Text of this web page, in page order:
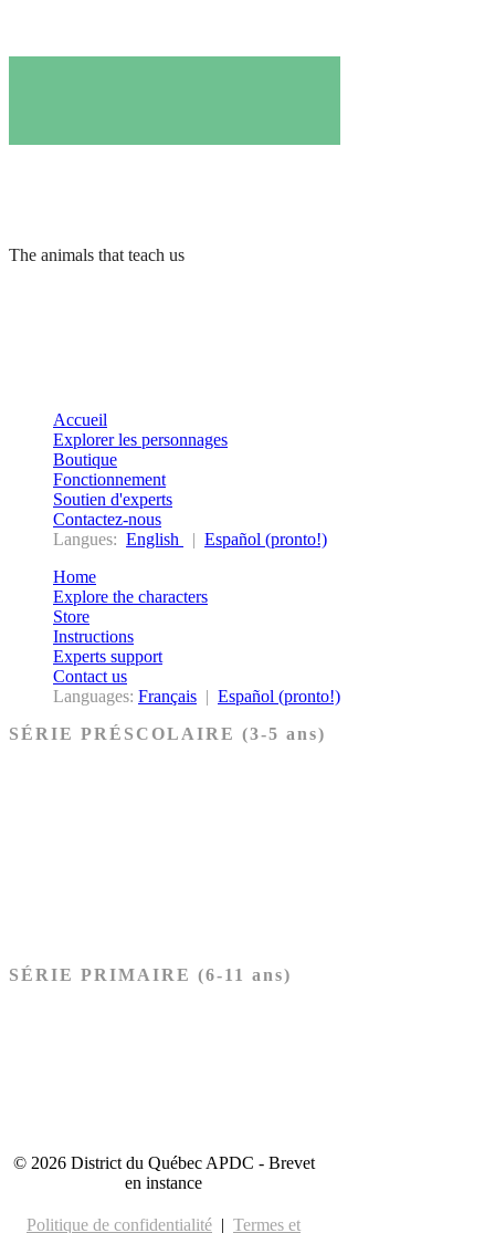
The animals that teach us
Accueil
Explorer les personnages
Boutique
Fonctionnement
Soutien d'experts
Contactez-nous
Langues: English | Español (pronto!)
Home
Explore the characters
Store
Instructions
Experts support
Contact us
Languages: Français | Español (pronto!)
SÉRIE PRÉSCOLAIRE (3-5 ans)
SÉRIE PRIMAIRE (6-11 ans)
© 2026 District du Québec APDC - Brevet
en instance
Politique de confidentialité | Termes et